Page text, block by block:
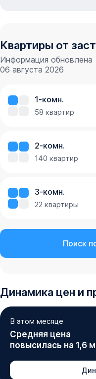
Квартиры от
Информация обновлена
06 августа 2026
1-комн.
58 квартир
2-комн.
140 квартир
3-комн.
22 квартиры
Поиск
Динамика цен и
В этом месяце
Средняя цена
повысилась на 1,6